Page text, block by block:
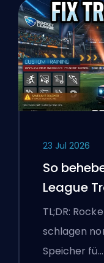
23 Jul 2026
So
League
TL;DR:
schlagen
Speicher fü…